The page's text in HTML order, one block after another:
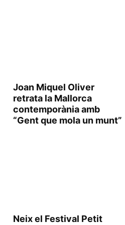
Joan Miquel Oliver
retrata la Mallorca
contemporània amb
“Gent que mola un munt”
Neix el Festival Petit